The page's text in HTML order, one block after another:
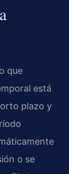
que
está
plazo y
o se